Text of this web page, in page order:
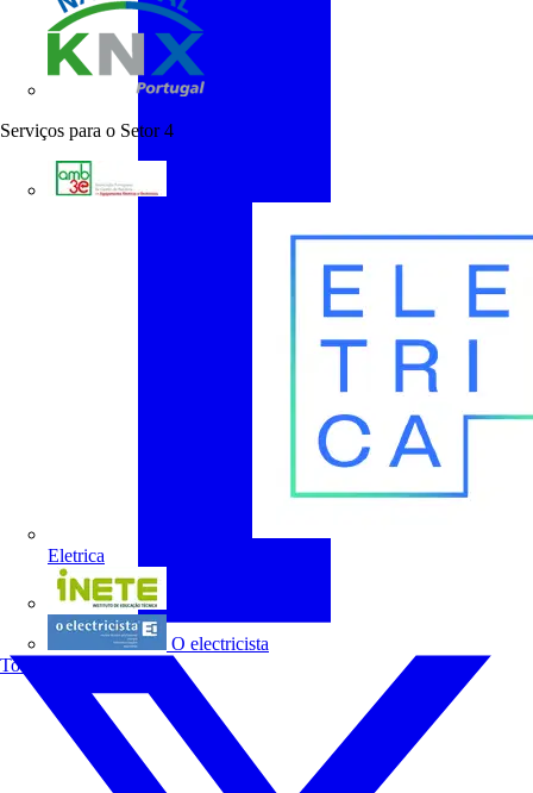
Serviços para o Setor 4
Eletrica
O electricista
Todos os parceiros